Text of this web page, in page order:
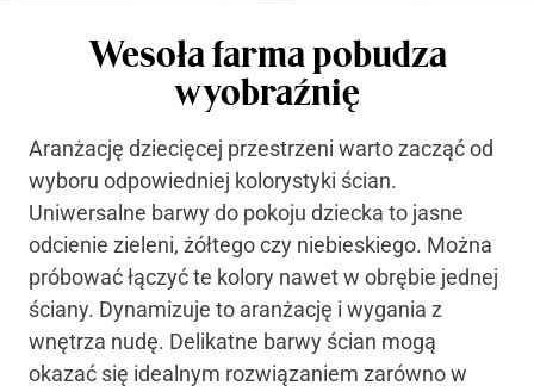
Wesoła farma pobudza
wyobraźnię
Aranżację dziecięcej przestrzeni warto zacząć od
wyboru odpowiedniej kolorystyki ścian.
Uniwersalne barwy do pokoju dziecka to jasne
odcienie zieleni, żółtego czy niebieskiego. Można
próbować łączyć te kolory nawet w obrębie jednej
ściany. Dynamizuje to aranżację i wygania z
wnętrza nudę. Delikatne barwy ścian mogą
okazać się idealnym rozwiązaniem zarówno w